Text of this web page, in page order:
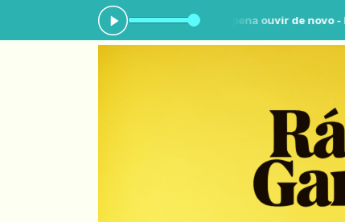
Tocando agora: Vale a pena ouvir de novo - Parte 7